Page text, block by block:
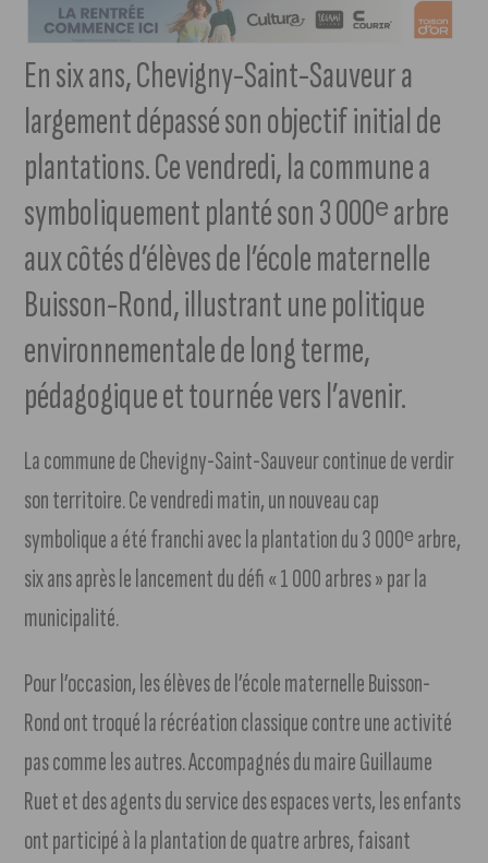
En six ans, Chevigny-Saint-Sauveur a
largement dépassé son objectif initial de
plantations. Ce vendredi, la commune a
symboliquement planté son 3 000ᵉ arbre
aux côtés d’élèves de l’école maternelle
Buisson-Rond, illustrant une politique
environnementale de long terme,
pédagogique et tournée vers l’avenir.
La commune de Chevigny-Saint-Sauveur continue de verdir
son territoire. Ce vendredi matin, un nouveau cap
symbolique a été franchi avec la plantation du 3 000ᵉ arbre,
six ans après le lancement du défi « 1 000 arbres » par la
municipalité.
Pour l’occasion, les élèves de l’école maternelle Buisson-
Rond ont troqué la récréation classique contre une activité
pas comme les autres. Accompagnés du maire Guillaume
Ruet et des agents du service des espaces verts, les enfants
ont participé à la plantation de quatre arbres, faisant